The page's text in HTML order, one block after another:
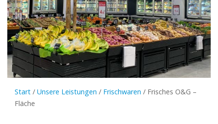
Start / Unsere Leistungen / Frischwaren / Frisches O&G –
Fläche